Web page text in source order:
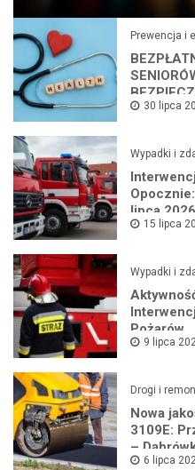
Prewencja i
30 lipca
Wypadki i
lipca
15 lipca
Wypadki i
Pożarów
9 lipca
Drogi i
Nowa
3109E:
–
6 lipca